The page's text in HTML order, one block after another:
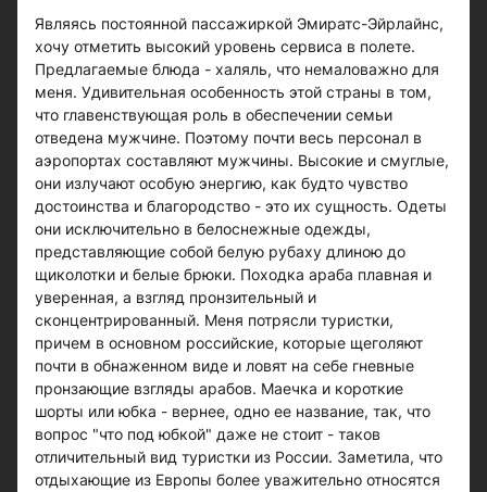
Являясь постоянной пассажиркой Эмиратс-Эйрлайнс,
хочу отметить высокий уровень сервиса в полете.
Предлагаемые блюда - халяль, что немаловажно для
меня. Удивительная особенность этой страны в том,
что главенствующая роль в обеспечении семьи
отведена мужчине. Поэтому почти весь персонал в
аэропортах составляют мужчины. Высокие и смуглые,
они излучают особую энергию, как будто чувство
достоинства и благородство - это их сущность. Одеты
они исключительно в белоснежные одежды,
представляющие собой белую рубаху длиною до
щиколотки и белые брюки. Походка араба плавная и
уверенная, а взгляд пронзительный и
сконцентрированный. Меня потрясли туристки,
причем в основном российские, которые щеголяют
почти в обнаженном виде и ловят на себе гневные
пронзающие взгляды арабов. Маечка и короткие
шорты или юбка - вернее, одно ее название, так, что
вопрос "что под юбкой" даже не стоит - таков
отличительный вид туристки из России. Заметила, что
отдыхающие из Европы более уважительно относятся